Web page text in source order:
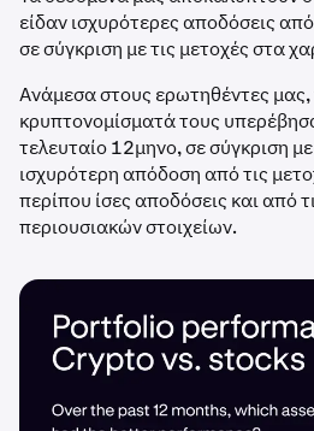
είδαν ισχυρότερες αποδόσεις
σε σύγκριση με τις μετοχές στα
Ανάμεσα στους ερωτηθέντες
κρυπτονομίσματά τους
τελευταίο 12μηνο, σε σύγκριση
ισχυρότερη απόδοση από τις
περίπου ίσες αποδόσεις και από
περιουσιακών στοιχείων.